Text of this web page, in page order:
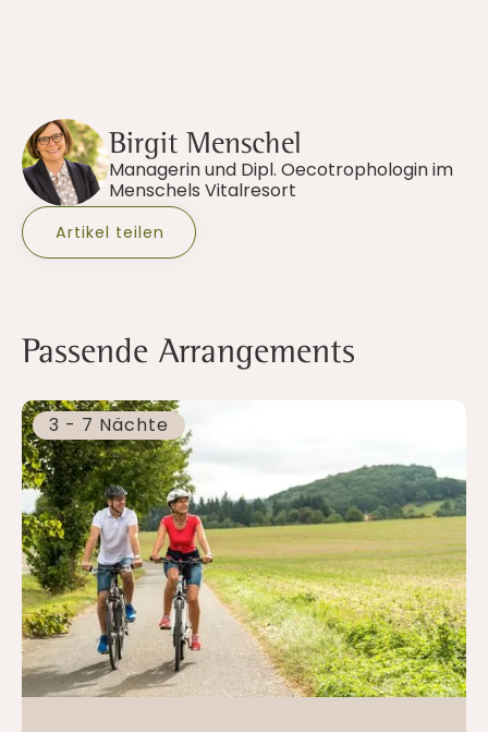
Birgit Menschel
Managerin und Dipl. Oecotrophologin im
Menschels Vitalresort
Artikel teilen
Passende Arrangements
3 - 7 Nächte